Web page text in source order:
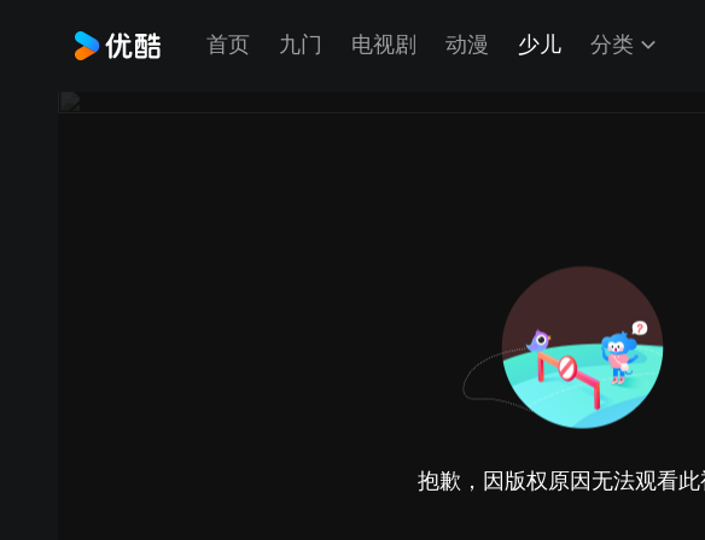
首页 九门 电视剧 动漫 少儿 分类
抱歉，因版权原因无法观看此